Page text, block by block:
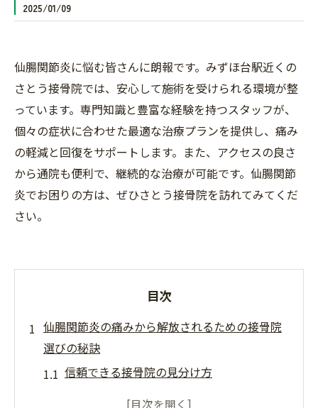
2025/01/09
仙腸関節炎に悩む皆さんに朗報です。みずほ台駅近くの
さとう接骨院では、安心して施術を受けられる環境が整
っています。専門知識と豊富な経験を持つスタッフが、
個々の症状に合わせた最適な治療プランを提供し、痛み
の軽減と回復をサポートします。また、アクセスの良さ
から通院も便利で、継続的な治療が可能です。仙腸関節
炎でお困りの方は、ぜひさとう接骨院を訪れてみてくだ
さい。
目次
仙腸関節炎の痛みから解放されるための接骨院
選びの秘訣
信頼できる接骨院の見分け方
施術前に確認すべきポイント